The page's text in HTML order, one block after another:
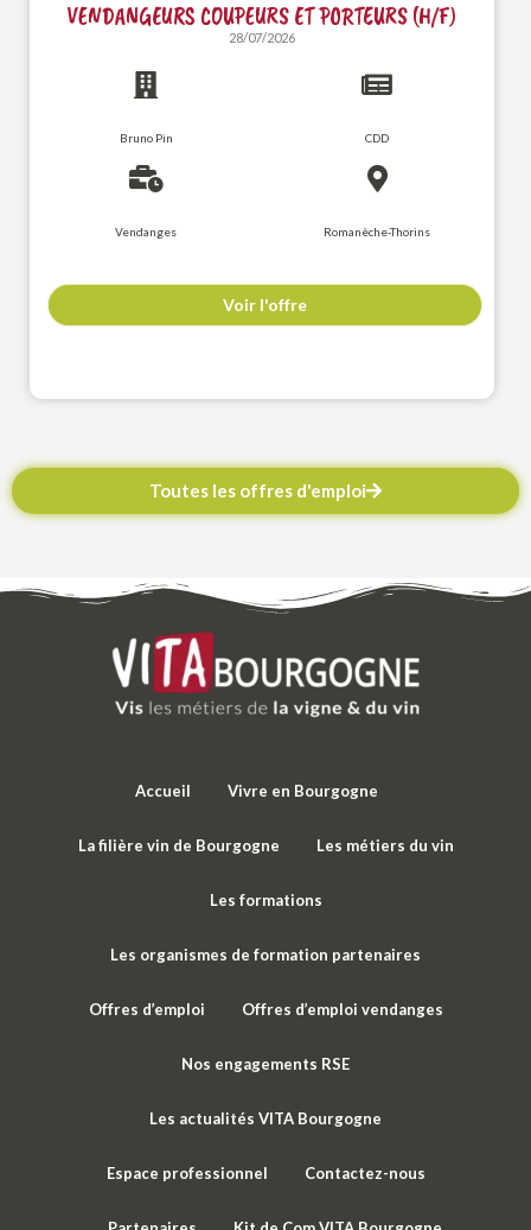
VENDANGEURS COUPEURS ET PORTEURS (H/F)
28/07/2026
Bruno Pin CDD
Vendanges Romanèche-Thorins
Voir l'offre
Toutes les offres d'emploi
Accueil Vivre en Bourgogne
La filière vin de Bourgogne Les métiers du vin
Les formations
Les organismes de formation partenaires
Offres d’emploi Offres d’emploi vendanges
Nos engagements RSE
Les actualités VITA Bourgogne
Espace professionnel Contactez-nous